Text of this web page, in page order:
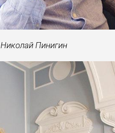
Николай Пинигин